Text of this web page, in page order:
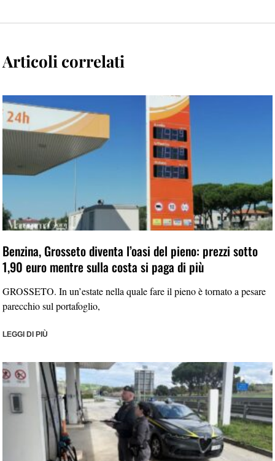
Articoli correlati
Benzina, Grosseto diventa l’oasi del pieno: prezzi sotto
1,90 euro mentre sulla costa si paga di più
GROSSETO. In un’estate nella quale fare il pieno è tornato a pesare
parecchio sul portafoglio,
LEGGI DI PIÙ